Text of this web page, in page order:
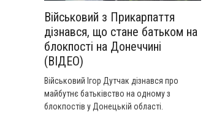
Військовий з Прикарпаття
дізнався, що стане батьком на
блокпості на Донеччині
(ВІДЕО)
Військовий Ігор Дутчак дізнався про
майбутнє батьківство на одному з
блокпостів у Донецькій області.